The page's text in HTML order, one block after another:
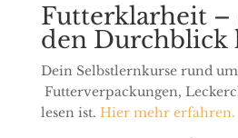
Futterklarheit
den Durchblick
Dein Selbstlernkurse rund
Futterverpackungen,
lesen ist. Hier mehr erfahren.